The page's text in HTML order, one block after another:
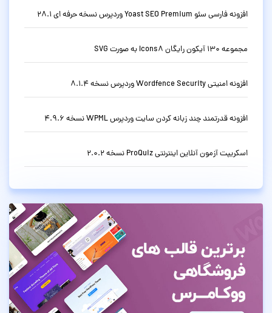
افزونه فارسی سئو Yoast SEO Premium وردپرس نسخه حرفه ای 28.1
مجموعه 130 آیکون رایگان Icons8 به صورت SVG
افزونه امنیتی Wordfence Security وردپرس نسخه 8.1.4
افزونه قدرتمند چند زبانه کردن سایت وردپرس WPML نسخه 4.9.6
اسکریپت آزمون آنلاین اینترنتی ProQuiz نسخه 2.0.2